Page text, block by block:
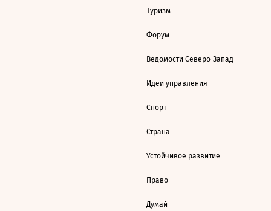
Туризм
Форум
Ведомости Северо-Запад
Идеи управления
Спорт
Страна
Устойчивое развитие
Право
Думай